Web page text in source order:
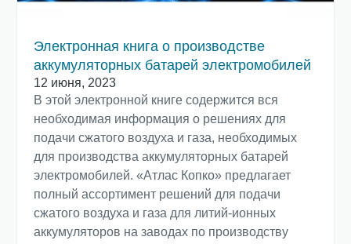
Электронная книга о производстве
аккумуляторных батарей электромобилей
12 июня, 2023
В этой электронной книге содержится вся
необходимая информация о решениях для
подачи сжатого воздуха и газа, необходимых
для производства аккумуляторных батарей
электромобилей. «Атлас Копко» предлагает
полный ассортимент решений для подачи
сжатого воздуха и газа для литий-ионных
аккумуляторов на заводах по производству